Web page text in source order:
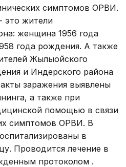
симптомов ОРВИ.
это жители
женщина 1956 года
года рождения. А также
Жылыойского
и Индерского района
заражения выявлены
а также при
помощью в связи
симптомов ОРВИ. В
в
Проводится лечение в
протоколом .